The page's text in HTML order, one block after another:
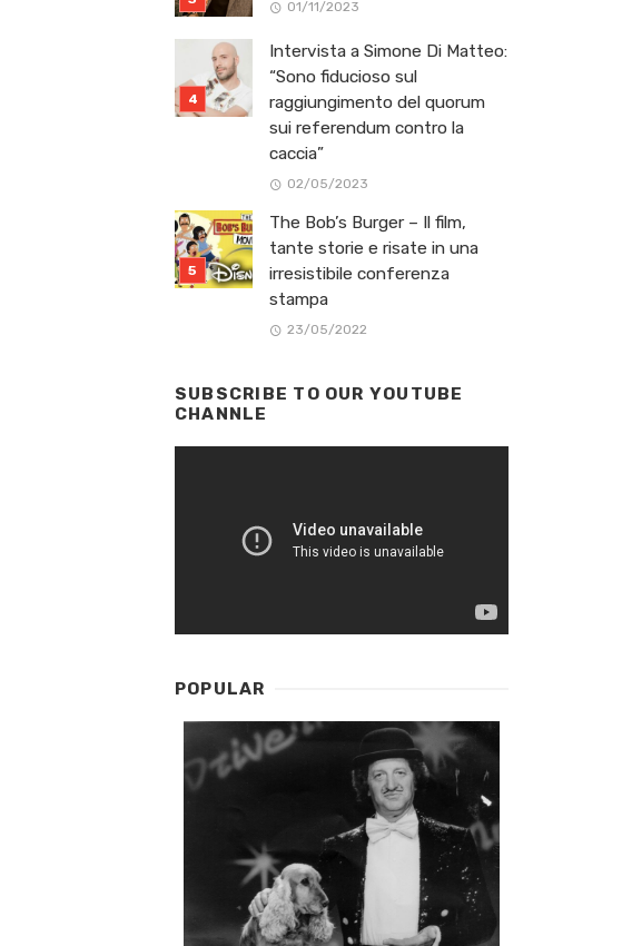
01/11/2023
Intervista a Simone Di Matteo:
“Sono fiducioso sul
raggiungimento del quorum
sui referendum contro la
caccia”
02/05/2023
The Bob’s Burger – Il film,
tante storie e risate in una
irresistibile conferenza
stampa
23/05/2022
SUBSCRIBE TO OUR YOUTUBE
CHANNLE
POPULAR